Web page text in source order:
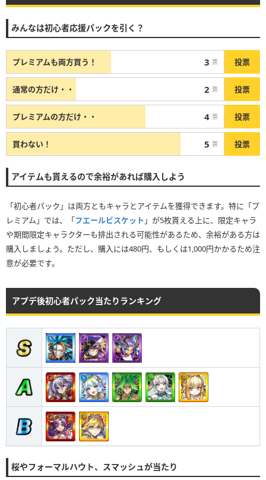
みんなは初心者応援パックを引く？
プレミアムも両方買う！ 3 票 投票
通常の方だけ・・ 2 票 投票
プレミアムの方だけ・・ 4 票 投票
買わない！ 5 票 投票
アイテムも貰えるので余裕があれば購入しよう
「初心者パック」は両方ともキャラとアイテムを獲得できます。特に「プ
レミアム」では、「フエールビスケット 」が5枚貰える上に、限定キャラ
や期間限定キャラクターも排出される可能性があるため、余裕がある方は
購入しましょう。ただし、購入には480円、もしくは1,000円かかるため注
意が必要です。
アプデ後初心者パック当たりランキング
桜やフォーマルハウト、スマッシュが当たり